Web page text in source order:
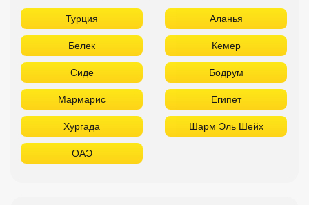
Турция Аланья
Белек Кемер
Сиде Бодрум
Мармарис Египет
Хургада Шарм Эль Шейх
ОАЭ